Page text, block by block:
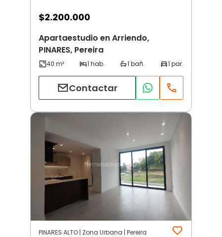
$2.200.000
Apartaestudio en Arriendo,
PINARES, Pereira
Contactar
PINARES ALTO | Zona Urbana | Pereira